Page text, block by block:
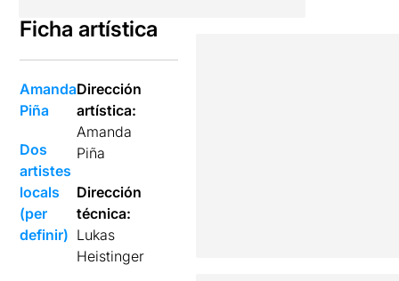
Ficha artística
Amanda
Piña
Dos
artistes
locals
(per
definir)
Dirección
artística:
Amanda
Piña
Dirección
técnica:
Lukas
Heistinger